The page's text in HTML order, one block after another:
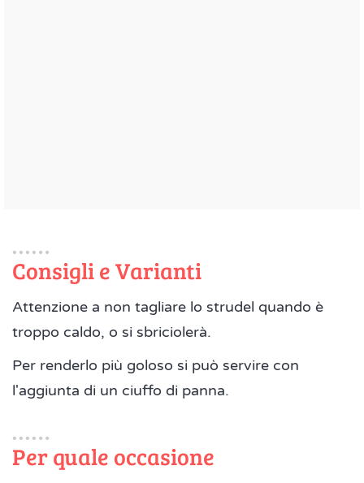
Consigli e Varianti
Attenzione a non tagliare lo strudel quando è
troppo caldo, o si sbriciolerà.
Per renderlo più goloso si può servire con
l'aggiunta di un ciuffo di panna.
Per quale occasione